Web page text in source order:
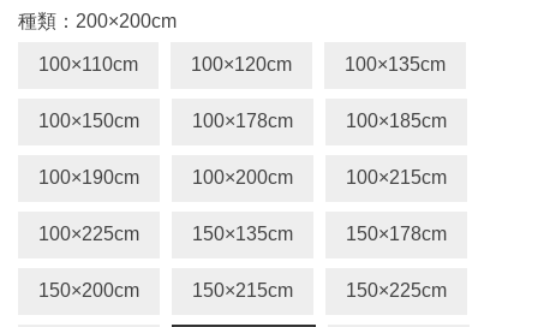
種類：200×200cm
100×110cm 100×120cm 100×135cm
100×150cm 100×178cm 100×185cm
100×190cm 100×200cm 100×215cm
100×225cm 150×135cm 150×178cm
150×200cm 150×215cm 150×225cm